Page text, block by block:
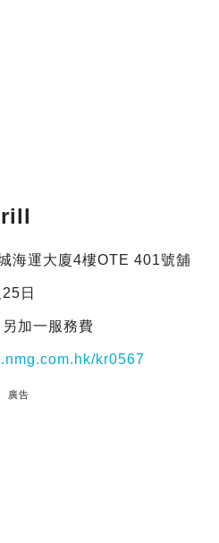
海運大廈4樓OTE 401號舖
日
加一服務費
kr0567
廣告